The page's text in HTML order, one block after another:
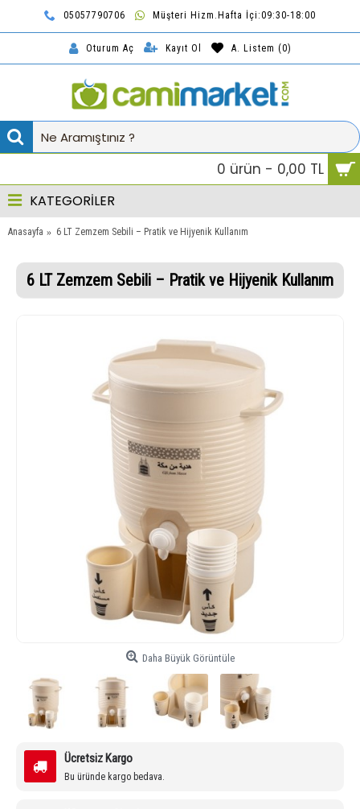
05057790706 Müşteri Hizm.Hafta İçi:09:30-18:00
Oturum Aç Kayıt Ol A. Listem (0)
0 ürün - 0,00 TL
KATEGORİLER
Anasayfa 6 LT Zemzem Sebili – Pratik ve Hijyenik Kullanım
6 LT Zemzem Sebili – Pratik ve Hijyenik Kullanım
Daha Büyük Görüntüle
Ücretsiz Kargo
Bu üründe kargo bedava.